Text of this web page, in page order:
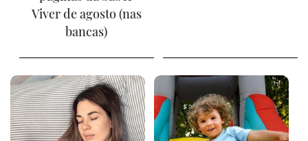
Viver de agosto (nas
bancas)